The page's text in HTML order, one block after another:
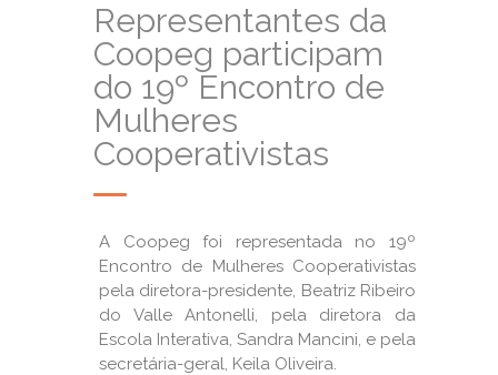
Representantes da
Coopeg participam
do 19º Encontro de
Mulheres
Cooperativistas
A Coopeg foi representada no 19º
Encontro de Mulheres Cooperativistas
pela diretora-presidente, Beatriz Ribeiro
do Valle Antonelli, pela diretora da
Escola Interativa, Sandra Mancini, e pela
secretária-geral, Keila Oliveira.